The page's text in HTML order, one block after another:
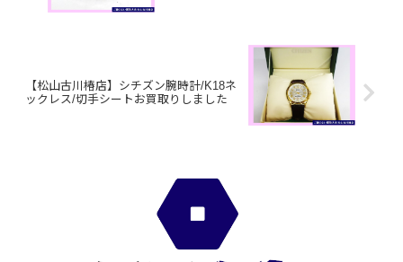
【松山古川椿店】シチズン腕時計/K18ネ
ックレス/切手シートお買取りしました